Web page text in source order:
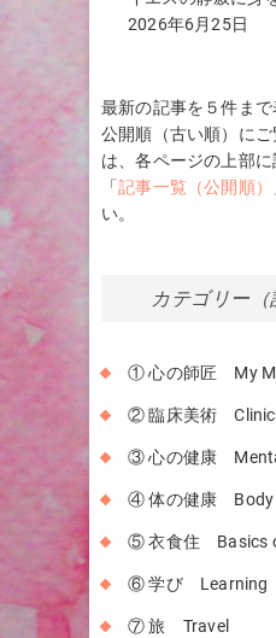
2026年6月25日
最新の記事を５件まで
公開順（古い順）に
は、各ページの上部
「記事一覧（公開順）
い。
カテゴリー（
① 心の師匠 My
② 臨床美術
③ 心の健康
④ 体の健康 Body
⑤ 衣食住 Basics
⑥ 学び Learning
⑦ 旅 Travel